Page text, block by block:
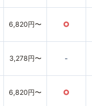
6,820円〜 ○
3,278円〜 -
6,820円〜 ○